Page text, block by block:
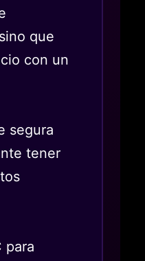
que
con un
segura
tener
para